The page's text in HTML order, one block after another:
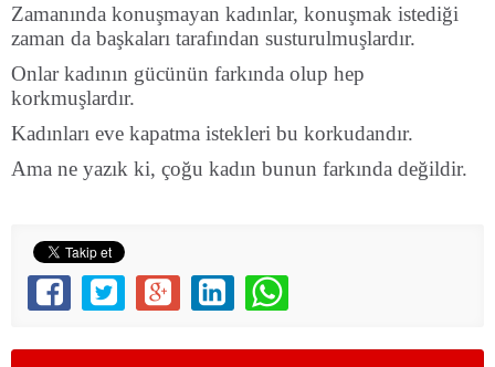
Zamanında konuşmayan kadınlar, konuşmak istediği
zaman da başkaları tarafından susturulmuşlardır.
Onlar kadının gücünün farkında olup hep
korkmuşlardır.
Kadınları eve kapatma istekleri bu korkudandır.
Ama ne yazık ki, çoğu kadın bunun farkında değildir.